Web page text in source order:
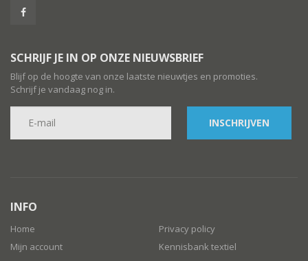
SCHRIJF JE IN OP ONZE NIEUWSBRIEF
Blijf op de hoogte van onze laatste nieuwtjes en promoties.
Schrijf je vandaag nog in.
INSCHRIJVEN
INFO
Home
Mijn account
Privacy policy
Kennisbank textiel